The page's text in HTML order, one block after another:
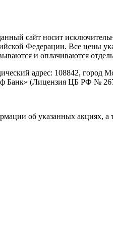
сайт носит
Федерации. Все цены
и оплачиваются
адрес: 108842, город
Банк» (Лицензия ЦБ РФ №
об указанных акциях,